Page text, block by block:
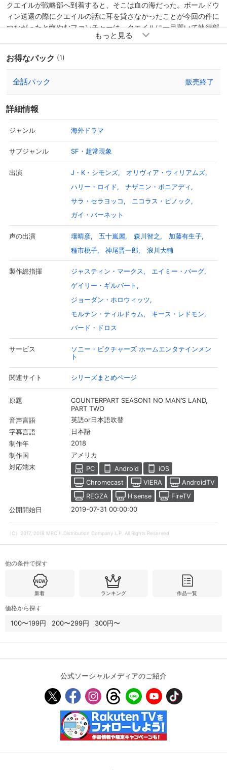
会員設定 会員情報
基本情報、本人連絡先、パスワード 、クレ
ジットカード情報の変更が可能です。
決済方法変更 決済方法の変更が可能です。
購入明細 ４ヵ月分の購入明細の確認が可能です。
Myクーポン
お気に入りに登録した作品を確認できま
す。お気に入りに追加した作品の削除も可
能です。
サイト内の閲覧履歴を確認できます。履歴
の削除も可能です。
視聴年齢制限
能です。5段階の年齢区分から選択できま
クエイルが戦略部へ到着すると、そこは血の海だった。ボールドウ
ィン送還の際にクエイルの話に耳を貸さなかったことが今回の件に
つながったと悔やむファンチャーは、クエイルに一目置いて執行部
との会議に同席を望む。その頃、ハワードは元の世界に戻るべくポ
でいた別ハワードは、あることをきっかけにエミリーのいる病院へ
お得なパック (1)
全話パック 販売終了
詳細情報
ジャンル 海外ドラマ
サブジャンル SF・超常現象
出演 J・K・シモンズ
オリヴィア・ウィリアムズ
ハリー・ロイド
ナザニン・ボニアディ
サラ・セラヨッコ
ニコラス・ピノック
ガイ・バーネット
声の出演 壤晴彦 五十嵐麗 森川智之
加藤有生子
種市桃子
神尾晋一郎 浪川大輔
製作総指揮 ジャスティン・マークス
エイミー・バーグ
ゲイリー・ギルバート
ジョーダン・ホロウィッツ
モルテン・ティルドゥム
キース・レドモン
バード・ドロス
サービス
ソニー・ピクチャーズ ホームエンタテインメン
ト
関連サイト シリーズまとめページ
原題
COUNTERPART SEASON1 NO MAN’S LAND,
PART TWO
音声言語 英語or日本語吹替
字幕言語 日本語
制作年 2018
制作国 アメリカ
対応端末 PC Android
iOS
Chromecast
VIERA
AndroidTV
REGZA
Hisense
FireTV
公開開始日
2019-07-31 00:00:00
（C）2017, 2018 MRC II Distribution Company L.P. All Rights Reserved.
他の条件で探す
新着 ランキング 作品一覧
価格から探す
100〜199円 200〜299円 300円〜
公式ソーシャルメディアのご紹介